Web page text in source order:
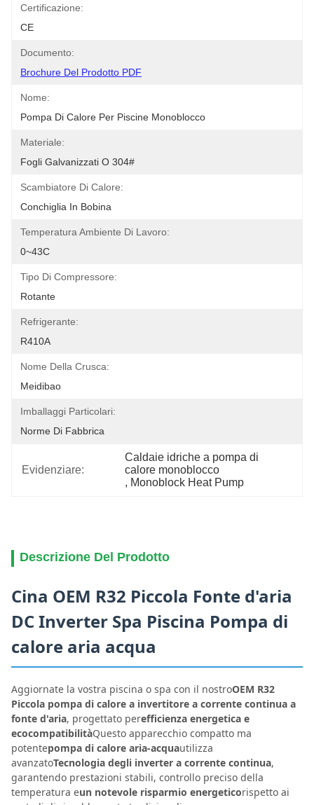
Certificazione:
CE
Documento:
Brochure Del Prodotto PDF
Nome:
Pompa Di Calore Per Piscine Monoblocco
Materiale:
Fogli Galvanizzati O 304#
Scambiatore Di Calore:
Conchiglia In Bobina
Temperatura Ambiente Di Lavoro:
0~43C
Tipo Di Compressore:
Rotante
Refrigerante:
R410A
Nome Della Crusca:
Meidibao
Imballaggi Particolari:
Norme Di Fabbrica
Evidenziare:
Caldaie idriche a pompa di
calore monoblocco
, Monoblock Heat Pump
Descrizione Del Prodotto
Cina OEM R32 Piccola Fonte d'aria
DC Inverter Spa Piscina Pompa di
calore aria acqua
Aggiornate la vostra piscina o spa con il nostroOEM R32
Piccola pompa di calore a invertitore a corrente continua a
fonte d'aria, progettato perefficienza energetica e
ecocompatibilitàQuesto apparecchio compatto ma
potentepompa di calore aria-acquautilizza
avanzatoTecnologia degli inverter a corrente continua,
garantendo prestazioni stabili, controllo preciso della
temperatura eun notevole risparmio energeticorispetto ai